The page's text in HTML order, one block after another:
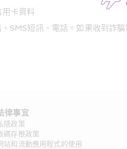
卡資料
SMS短訊、電話。如果收到詐
律事宜
隱政策
碼存根政策
站和流動應用程式的使用